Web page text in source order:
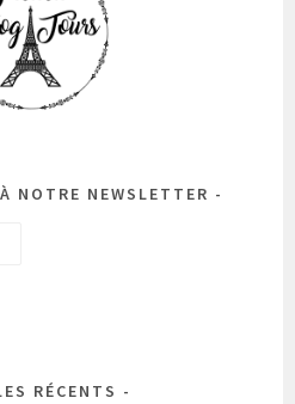
NOTRE NEWSLETTER
RÉCENTS